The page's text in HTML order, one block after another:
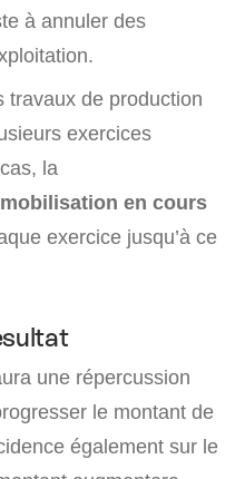
à annuler des
travaux de production
exercices
la
en cours
exercice jusqu’à ce
une répercussion
le montant de
également sur le